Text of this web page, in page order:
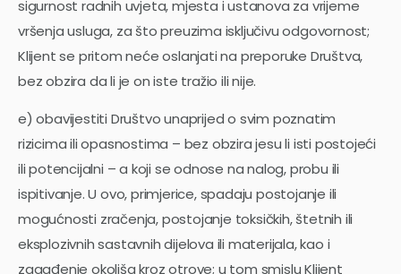
sigurnost radnih uvjeta, mjesta i ustanova za vrijeme
vršenja usluga, za što preuzima isključivu odgovornost;
Klijent se pritom neće oslanjati na preporuke Društva,
bez obzira da li je on iste tražio ili nije.
e) obavijestiti Društvo unaprijed o svim poznatim
rizicima ili opasnostima – bez obzira jesu li isti postojeći
ili potencijalni – a koji se odnose na nalog, probu ili
ispitivanje. U ovo, primjerice, spadaju postojanje ili
mogućnosti zračenja, postojanje toksičkih, štetnih ili
eksplozivnih sastavnih dijelova ili materijala, kao i
zagađenje okoliša kroz otrove; u tom smislu Klijent